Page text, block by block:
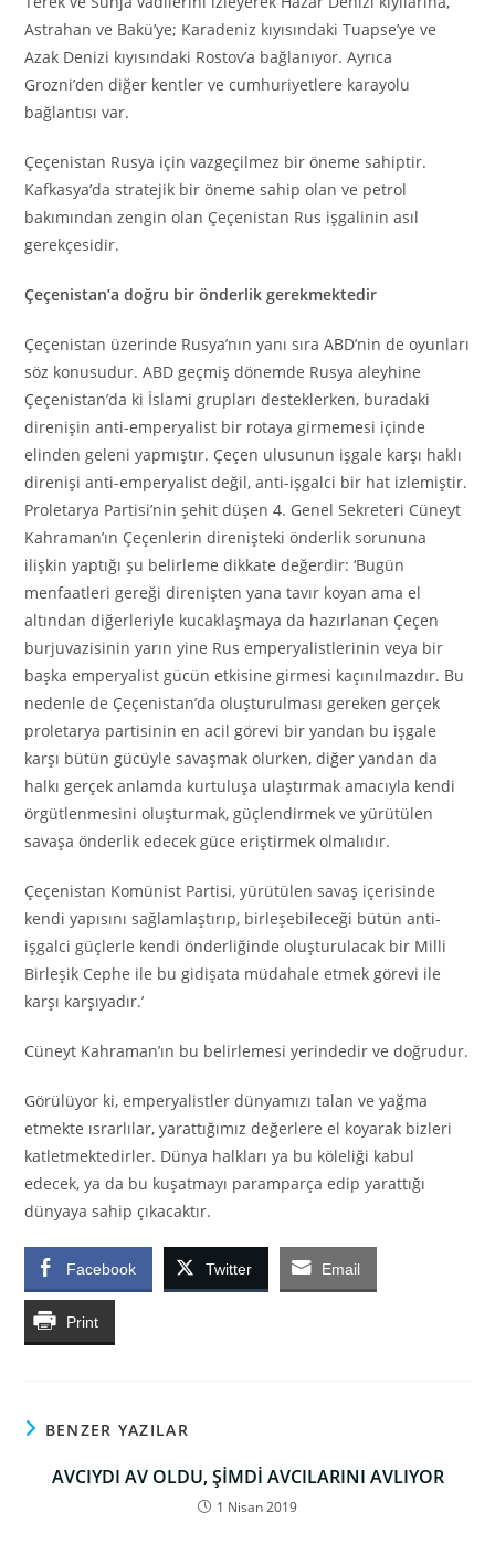
Astrahan ve Bakü’ye; Karadeniz kıyısındaki Tuapse’ye ve
Azak Denizi kıyısındaki Rostov’a bağlanıyor. Ayrıca
Grozni’den diğer kentler ve cumhuriyetlere karayolu
bağlantısı var.
Çeçenistan Rusya için vazgeçilmez bir öneme sahiptir.
Kafkasya’da stratejik bir öneme sahip olan ve petrol
bakımından zengin olan Çeçenistan Rus işgalinin asıl
gerekçesidir.
Çeçenistan’a doğru bir önderlik gerekmektedir
Çeçenistan üzerinde Rusya’nın yanı sıra ABD’nin de oyunları
söz konusudur. ABD geçmiş dönemde Rusya aleyhine
Çeçenistan’da ki İslami grupları desteklerken, buradaki
direnişin anti-emperyalist bir rotaya girmemesi içinde
elinden geleni yapmıştır. Çeçen ulusunun işgale karşı haklı
direnişi anti-emperyalist değil, anti-işgalci bir hat izlemiştir.
Proletarya Partisi’nin şehit düşen 4. Genel Sekreteri Cüneyt
Kahraman’ın Çeçenlerin direnişteki önderlik sorununa
ilişkin yaptığı şu belirleme dikkate değerdir: ‘Bugün
menfaatleri gereği direnişten yana tavır koyan ama el
altından diğerleriyle kucaklaşmaya da hazırlanan Çeçen
burjuvazisinin yarın yine Rus emperyalistlerinin veya bir
başka emperyalist gücün etkisine girmesi kaçınılmazdır. Bu
nedenle de Çeçenistan’da oluşturulması gereken gerçek
proletarya partisinin en acil görevi bir yandan bu işgale
karşı bütün gücüyle savaşmak olurken, diğer yandan da
halkı gerçek anlamda kurtuluşa ulaştırmak amacıyla kendi
örgütlenmesini oluşturmak, güçlendirmek ve yürütülen
savaşa önderlik edecek güce eriştirmek olmalıdır.
Çeçenistan Komünist Partisi, yürütülen savaş içerisinde
kendi yapısını sağlamlaştırıp, birleşebileceği bütün anti-
işgalci güçlerle kendi önderliğinde oluşturulacak bir Milli
Birleşik Cephe ile bu gidişata müdahale etmek görevi ile
karşı karşıyadır.’
Cüneyt Kahraman’ın bu belirlemesi yerindedir ve doğrudur.
Görülüyor ki, emperyalistler dünyamızı talan ve yağma
etmekte ısrarlılar, yarattığımız değerlere el koyarak bizleri
katletmektedirler. Dünya halkları ya bu köleliği kabul
edecek, ya da bu kuşatmayı paramparça edip yarattığı
dünyaya sahip çıkacaktır.
Facebook Twitter Email
Print
BENZER YAZILAR
AVCIYDI AV OLDU, ŞİMDİ AVCILARINI AVLIYOR
1 Nisan 2019